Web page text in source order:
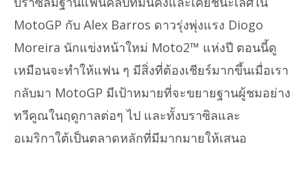
MotoGP กับ Alex Barros ดาวรุ่งพุ่งแรง Diogo
Moreira นักแข่งหน้าใหม่ Moto2™ แห่งปี ตอนนี้ดู
เหมือนจะทำให้แฟน ๆ มีสิ่งที่ต้องเชียร์มากขึ้นเมื่อเรา
กลับมา MotoGP มีเป้าหมายที่จะขยายฐานผู้ชมอย่าง
ทวีคูณในฤดูกาลต่อๆ ไป และทั้งบราซิลและ
อเมริกาใต้เป็นตลาดหลักที่มีมากมายให้เสนอ